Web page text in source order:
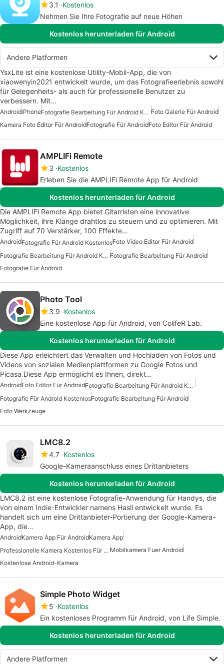
3.1
Kostenlos
Nehmen Sie Ihre Fotografie auf neue Höhen
Kostenlos herunterladen für Android
Andere Platformen
YsxLite ist eine kostenlose Utility-Mobil-App, die von
xiaowenyin2021 entwickelt wurde, um das Fotografieerlebnis sowohl
für Gelegenheits- als auch für professionelle Benutzer zu
verbessern. Mit…
AndroidiPhone Fotografie Bearbeitung Für Android Kostenlos Foto Galerie Für Android
Kamera Foto Editor Für AndroidFotografie Für AndroidFoto Editor Für Android
AMPLIFi Remote
3 Kostenlos
Erleben Sie die AMPLIFi Remote App für Android
Kostenlos herunterladen für Android
Die AMPLIFi Remote App bietet Gitarristen eine innovative
Möglichkeit, ihre Klänge drahtlos zu steuern und zu optimieren. Mit
Zugriff auf 70 Verstärker, 100 Effekte…
AndroidFotografie Für Android KostenlosFoto Video Editor Für Android
Fotografie Bearbeitung Für Android Kostenlos Fotografie Bearbeitung Für Android
Fotografie Für Android
Photo Tool
3.9 Kostenlos
Eine kostenlose App für Android, von ColifeR Lab.
Kostenlos herunterladen für Android
Diese App erleichtert das Verwalten und Hochladen von Fotos und
Videos von sozialen Medienplattformen zu Google Fotos und
Picasa.Diese App ermöglicht es Ihnen, direkt…
AndroidFoto Editor Für Android
Fotografie Bearbeitung Für Android Kostenlos
Fotografie Für Android KostenlosFotografie Bearbeitung Für Android
Foto Werkzeuge
LMC8.2
4.7 Kostenlos
Google-Kameraanschluss eines Drittanbieters
Kostenlos herunterladen für Android
LMC8.2 ist eine kostenlose Fotografie-Anwendung für Handys, die
von einem Indie-Entwickler namens Hasli entwickelt wurde. Es
handelt sich um eine Drittanbieter-Portierung der Google-Kamera-
App, die…
AndroidKamera App Für AndroidKamera App
Professionelle Kamera Kostenlos Für Android Mobilkamera Fuer Android
Kostenlose Android-Kamera
Simple Photo Widget
5 Kostenlos
Ein kostenloses Programm für Android, von Life Simple.
Kostenlos herunterladen für Android
Andere Platformen